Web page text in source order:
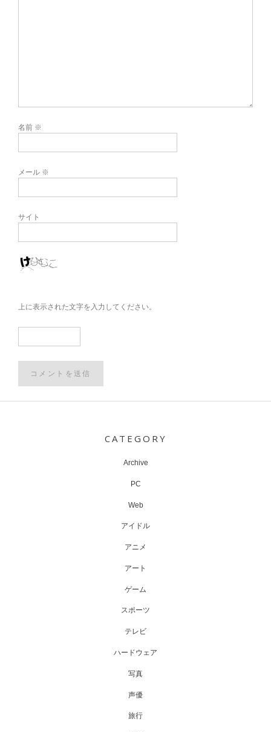
名前 ※
メール ※
サイト
上に表示された文字を入力してください。
CATEGORY
Archive
PC
Web
アイドル
アニメ
アート
ゲーム
スポーツ
テレビ
ハードウェア
写真
声優
旅行